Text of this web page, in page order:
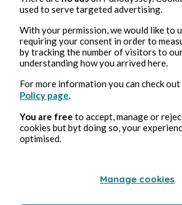
used to serve targeted advertising.
With your permission, we would like to
requiring your consent in order to
by tracking the number of visitors to
understanding how you arrived here.
For more information you can check
Policy page
You are free to accept, manage or
cookies but byt doing so, your
optimised.
Manage cookies